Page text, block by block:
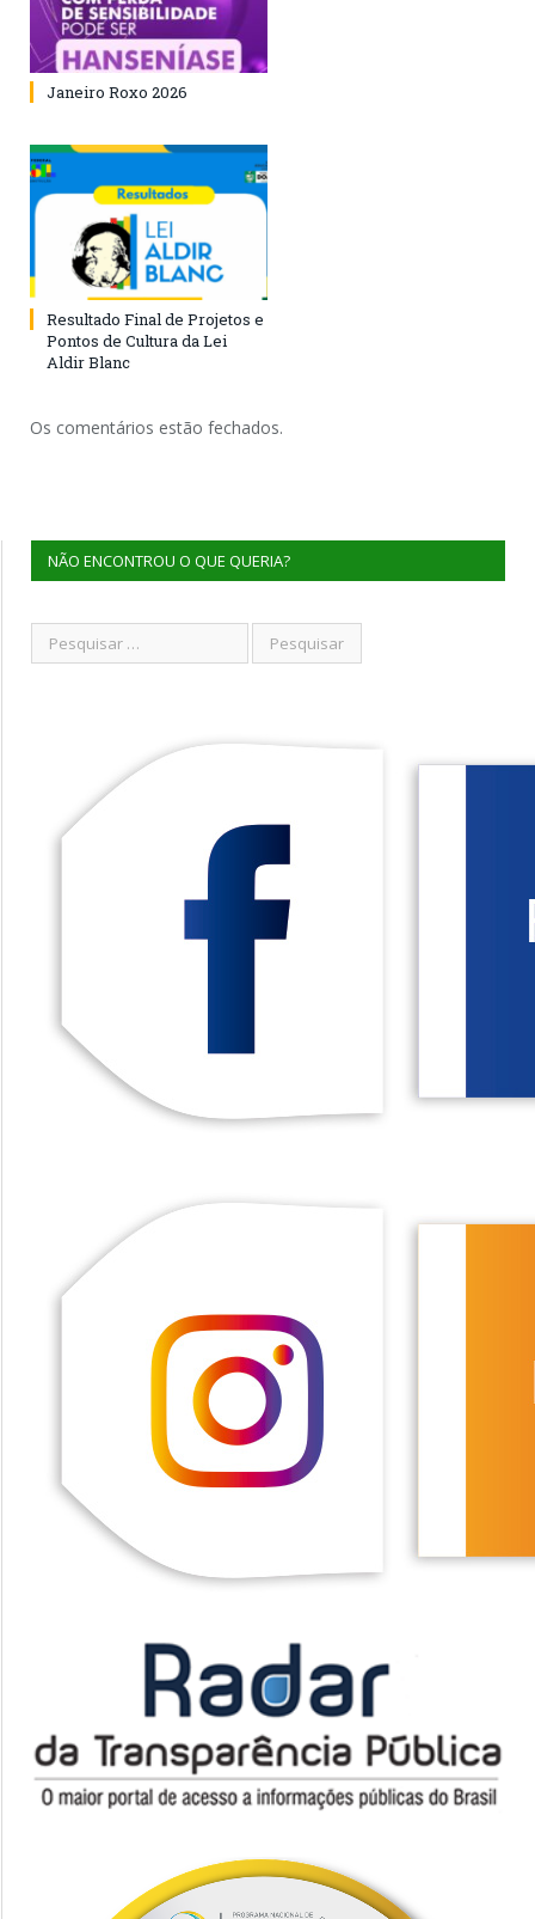
Janeiro Roxo 2026
Resultado Final de Projetos e
Pontos de Cultura da Lei
Aldir Blanc
Os comentários estão fechados.
NÃO ENCONTROU O QUE QUERIA?